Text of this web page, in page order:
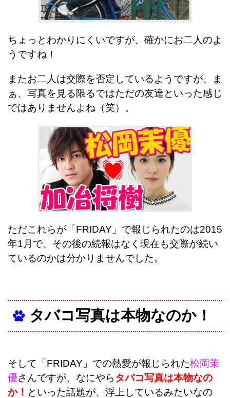
ちょっとわかりにくいですが、確かにお二人のよ
うですね！
またお二人は交際を否定しているようですが、ま
ぁ、写真を見る限るではただの友達といった感じ
ではありませんよね（笑）。
ただこれらが「FRIDAY」で報じられたのは2015
年1月で、その後の続報はなく現在も交際が続い
ているのかは分かりませんでした。
タバコ写真は本物なのか！
そして「FRIDAY」での熱愛が報じられた松岡茉
優さんですが、なにやら タバコ写真は本物なの
か！ といった話題が、浮上しているみたいなの